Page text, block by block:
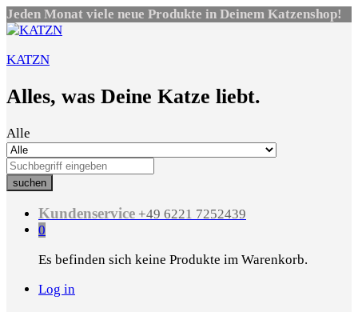
Jeden Monat viele neue Produkte in Deinem Katzenshop!
KATZN
Alles, was Deine Katze liebt.
Alle
suchen
Kundenservice +49 6221 7252439
0
Es befinden sich keine Produkte im Warenkorb.
Log in